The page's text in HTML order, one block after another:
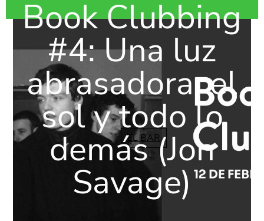
EL BAR
Book Clubbing
#4: Una luz
abrasadora, el
sol y todo lo
demás (Jon
Savage)